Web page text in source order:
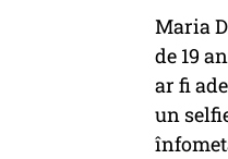
Maria
de 19
ar fi
un